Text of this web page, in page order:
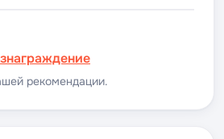
рекомендации.